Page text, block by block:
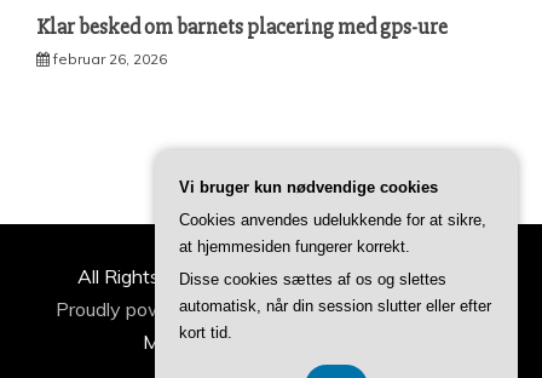
Klar besked om barnets placering med gps-ure
februar 26, 2026
All Rights Reserved 2022 | ideertilfamilien.dk
Proudly powered by WordPress|Theme: Refined
Magazine by
Vi bruger kun nødvendige cookies
Cookies anvendes udelukkende for at sikre,
at hjemmesiden fungerer korrekt.
Disse cookies sættes af os og slettes
automatisk, når din session slutter eller efter
kort tid.